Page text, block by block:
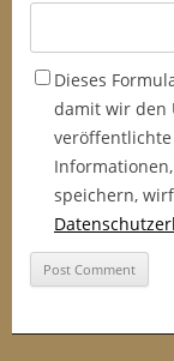
Dieses
damit wir den
speichern,